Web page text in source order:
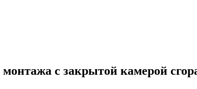
с закрытой камерой